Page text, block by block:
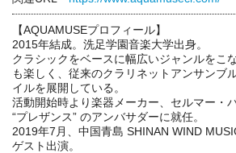
【AQUAMUSEプロフィール】
2015年結成。洗足学園音楽大学出身。
クラシックをベースに幅広いジャンルをこ
も楽しく、従来のクラリネットアンサンブ
イルを展開している。
活動開始時より楽器メーカー、セルマー・
“プレザンス” のアンバサダーに就任。
2019年7月、中国青島 SHINAN WIND
ゲスト出演。